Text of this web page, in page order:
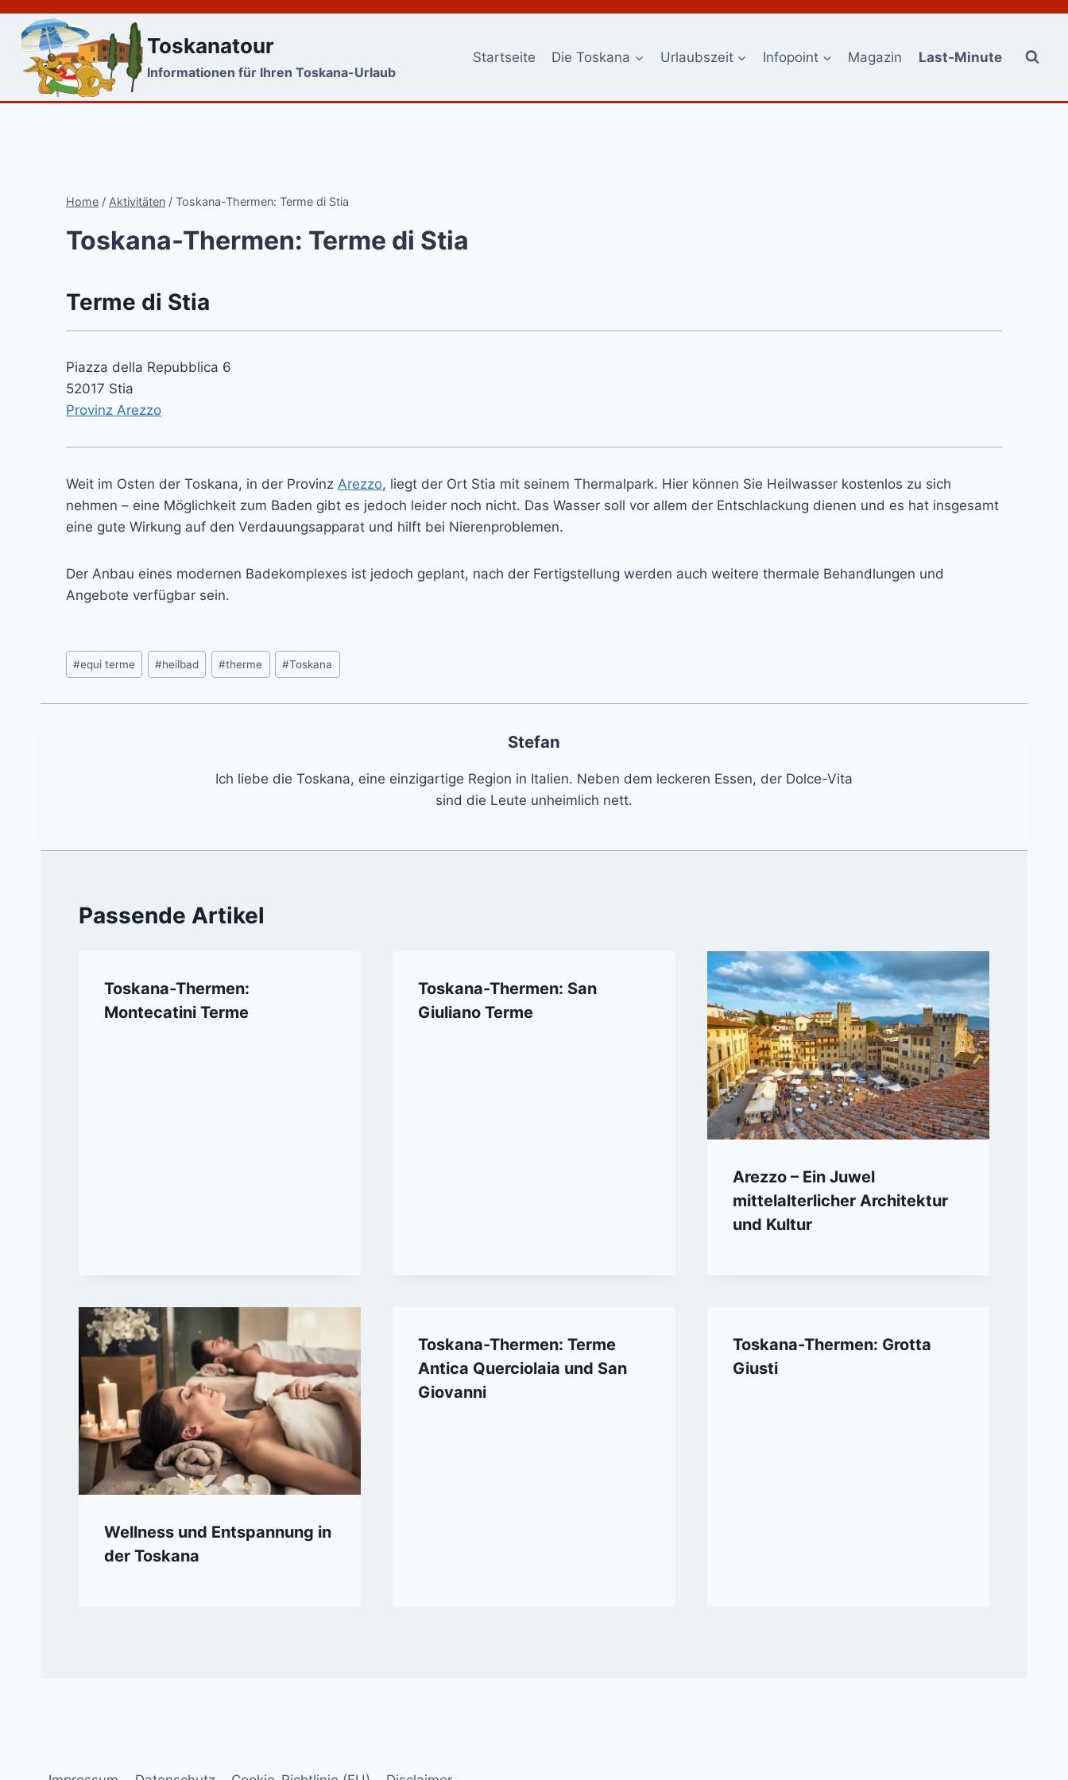
Skip
content
Toskanatour
Informationen für Ihren Toskana-Urlaub
Startseite Die Toskana Urlaubszeit Infopoint Magazin Last-Minute
Home / Aktivitäten / Toskana-Thermen: Terme di Stia
Toskana-Thermen: Terme di Stia
Terme di Stia
Piazza della Repubblica 6
52017 Stia
Provinz Arezzo
Weit im Osten der Toskana, in der Provinz Arezzo, liegt der Ort Stia mit seinem Thermalpark. Hier können Sie Heilwasser kostenlos zu sich
nehmen – eine Möglichkeit zum Baden gibt es jedoch leider noch nicht. Das Wasser soll vor allem der Entschlackung dienen und es hat insgesamt
eine gute Wirkung auf den Verdauungsapparat und hilft bei Nierenproblemen.
Der Anbau eines modernen Badekomplexes ist jedoch geplant, nach der Fertigstellung werden auch weitere thermale Behandlungen und
Angebote verfügbar sein.
Post
Tags:
#equi terme #heilbad #therme #Toskana
Stefan
Ich liebe die Toskana, eine einzigartige Region in Italien. Neben dem leckeren Essen, der Dolce-Vita
sind die Leute unheimlich nett.
Passende Artikel
Toskana-Thermen:
Montecatini Terme
Toskana-Thermen: San
Giuliano Terme
Arezzo – Ein Juwel
mittelalterlicher Architektur
und Kultur
Wellness und Entspannung in
der Toskana
Toskana-Thermen: Terme
Antica Querciolaia und San
Giovanni
Toskana-Thermen: Grotta
Giusti